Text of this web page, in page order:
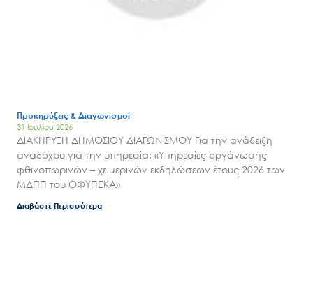
Επικοινωνία
Προκηρύξεις & Διαγωνισμοί
31 Ιουλίου 2026
ΔΙΑΚΗΡΥΞΗ ΔΗΜΟΣΙΟΥ ΔΙΑΓΩΝΙΣΜΟΥ Για την ανάδειξη
αναδόχου για την υπηρεσία: «Υπηρεσίες οργάνωσης
φθινοπωρινών – χειμερινών εκδηλώσεων έτους 2026 των
ΜΔΠΠ του ΟΦΥΠΕΚΑ»
Διαβάστε Περισσότερα